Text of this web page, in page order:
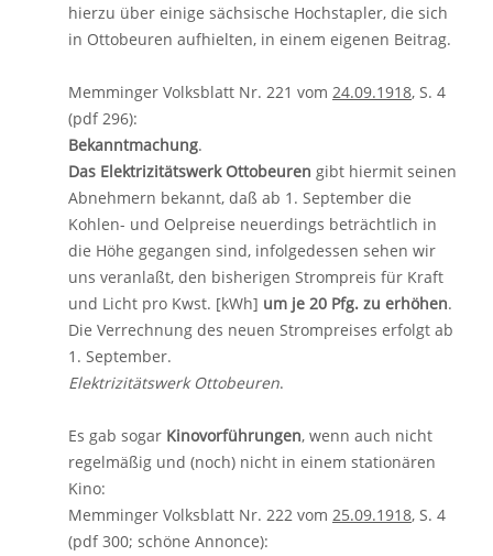
hierzu über einige sächsische Hochstapler, die sich
in Ottobeuren aufhielten, in einem eigenen Beitrag.
Memminger Volksblatt Nr. 221 vom 24.09.1918, S. 4
(pdf 296):
Bekanntmachung.
Das Elektrizitätswerk Ottobeuren gibt hiermit seinen
Abnehmern bekannt, daß ab 1. September die
Kohlen- und Oelpreise neuerdings beträchtlich in
die Höhe gegangen sind, infolgedessen sehen wir
uns veranlaßt, den bisherigen Strompreis für Kraft
und Licht pro Kwst. [kWh] um je 20 Pfg. zu erhöhen.
Die Verrechnung des neuen Strompreises erfolgt ab
1. September.
Elektrizitätswerk Ottobeuren.
Es gab sogar Kinovorführungen, wenn auch nicht
regelmäßig und (noch) nicht in einem stationären
Kino:
Memminger Volksblatt Nr. 222 vom 25.09.1918, S. 4
(pdf 300; schöne Annonce):